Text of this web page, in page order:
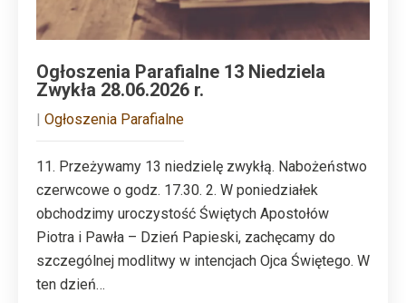
Ogłoszenia Parafialne 13 Niedziela
Zwykła 28.06.2026 r.
Ogłoszenia Parafialne
11. Przeżywamy 13 niedzielę zwykłą. Nabożeństwo
czerwcowe o godz. 17.30. 2. W poniedziałek
obchodzimy uroczystość Świętych Apostołów
Piotra i Pawła – Dzień Papieski, zachęcamy do
szczególnej modlitwy w intencjach Ojca Świętego. W
ten dzień…